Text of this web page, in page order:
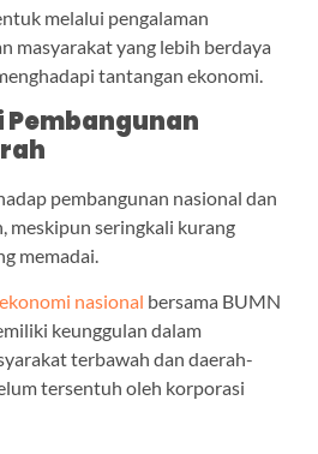
melalui pengalaman
masyarakat yang lebih berdaya
tantangan ekonomi.
Pembangunan
pembangunan nasional dan
meskipun seringkali kurang
memadai.
ekonomi nasional bersama BUMN
keunggulan dalam
terbawah dan daerah-
tersentuh oleh korporasi